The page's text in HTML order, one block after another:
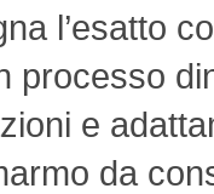
l’esatto
processo
e
da